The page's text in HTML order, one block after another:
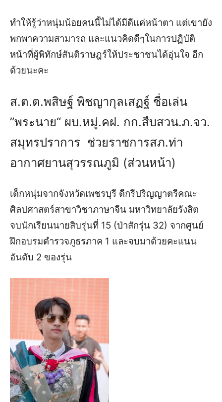
ทำให้รู้ว่าหนุ่มน้อยคนนี้ไม่ได้มีดีแค่หน้าตา แต่เขายัง
พกพาความสามารถ และแนวคิดดีๆในการปฏิบัติ
หน้าที่ผู้พิทักษ์สันติราษฎร์ให้ประชาชนได้อุ่นใจ อีก
ด้วยนะคะ
ส.ต.ต.พสิษฐ์ พิชญากุลเสฏฐ์ ชื่อเล่น
”พระนาย“ ผบ.หมู่.คฝ. กก.สืบสวน.ภ.จว.
สมุทรปราการ ช่วยราชการสภ.ท่า
อากาศยานสุวรรณภูมิ (ส่วนหน้า)
เด็กหนุ่มจากจังหวัดเพชรบุรี ดีกรีปริญญาตรีคณะ
ศิลปศาสตร์สาขาวิชาภาษาจีน มหาวิทยาลัยรังสิต
จบนักเรียนนายสิบรุ่นที่ 15 (ป่าสักรุ่น 32) จากศูนย์
ฝึกอบรมตำรวจภูธรภาค 1 และจบมาด้วยคะแนน
อันดับ 2 ของรุ่น